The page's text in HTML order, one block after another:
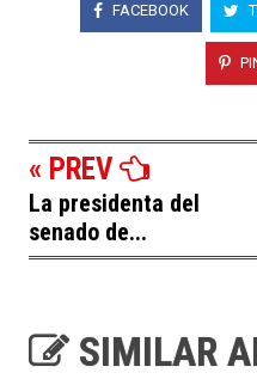
FACEBOOK
« PREV
La presidenta del
senado de...
SIMILAR